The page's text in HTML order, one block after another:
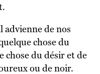
chose du
chose du désir et de
ou de noir.